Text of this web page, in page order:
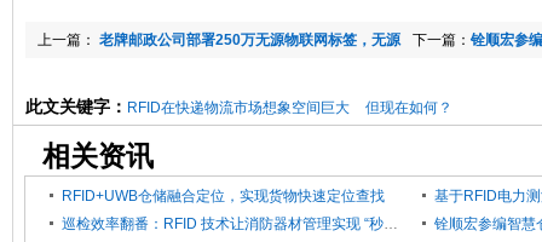
下一篇： 铨顺宏参
上一篇： 老牌邮政公司部署250万无源物联网标签，无源
此文关键字： RFID在快递物流市场想象空间巨大 但现在如何？
相关资讯
RFID+UWB仓储融合定位，实现货物快速定位查找
巡检效率翻番：RFID 技术让消防器材管理实现 “秒级响应”